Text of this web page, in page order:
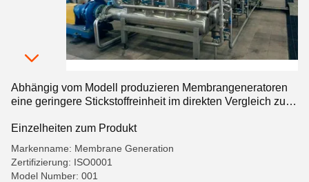
Abhängig vom Modell produzieren Membrangeneratoren
eine geringere Stickstoffreinheit im direkten Vergleich zu
Einzelheiten zum Produkt
Markenname: Membrane Generation
Zertifizierung: ISO0001
Model Number: 001